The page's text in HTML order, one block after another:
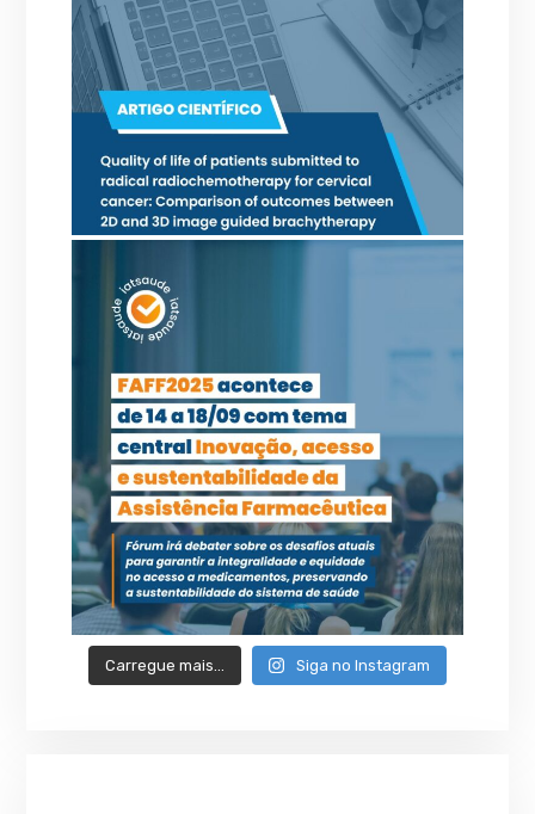
Carregue mais… Siga no Instagram